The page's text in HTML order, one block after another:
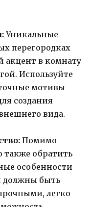
Уникальные
перегородках
акцент в комнату
Используйте
мотивы
создания
вида.
Помимо
также обратить
особенности
должны быть
легко